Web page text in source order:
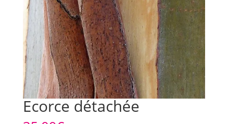
Ecorce détachée